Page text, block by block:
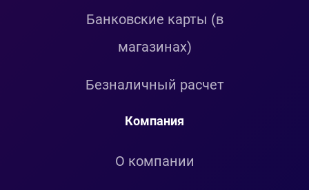
Банковские карты (в
магазинах)
Безналичный расчет
Компания
О компании